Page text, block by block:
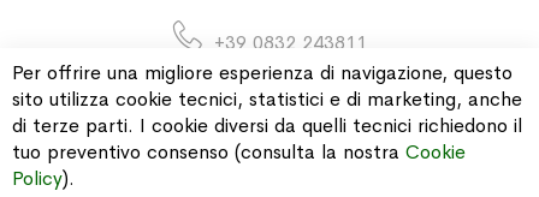
+39 0832 243811
INFORMAZIONI
Per offrire una migliore esperienza di navigazione, questo
sito utilizza cookie tecnici, statistici e di marketing, anche
di terze parti. I cookie diversi da quelli tecnici richiedono il
tuo preventivo consenso (consulta la nostra Cookie
Policy).